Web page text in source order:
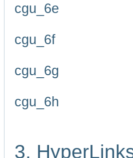
cgu_6e
cgu_6f
cgu_6g
cgu_6h
3.